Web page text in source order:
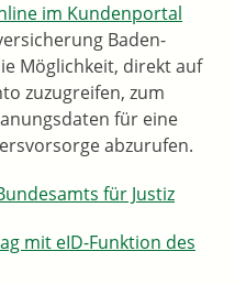
im Kundenportal
Baden-
Möglichkeit, direkt auf
zuzugreifen, zum
für eine
abzurufen.
für Justiz
mit eID-Funktion des